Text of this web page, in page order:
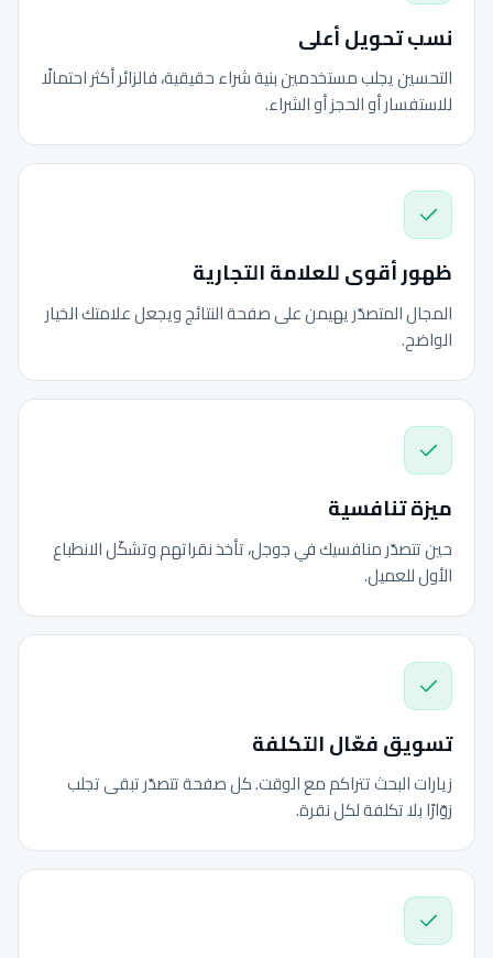
نسب تحويل أعلى
التحسين يجلب مستخدمين بنية شراء حقيقية، فالزائر أكثر احتمالًا
للاستفسار أو الحجز أو الشراء.
ظهور أقوى للعلامة التجارية
المجال المتصدّر يهيمن على صفحة النتائج ويجعل علامتك الخيار
الواضح.
ميزة تنافسية
حين تتصدّر منافسيك في جوجل، تأخذ نقراتهم وتشكّل الانطباع
الأول للعميل.
تسويق فعّال التكلفة
زيارات البحث تتراكم مع الوقت. كل صفحة تتصدّر تبقى تجلب
زوّارًا بلا تكلفة لكل نقرة.